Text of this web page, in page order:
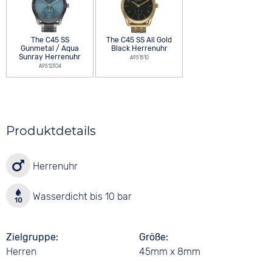
The C45 SS
Gunmetal / Aqua
Sunray Herrenuhr
A9512304
The C45 SS All Gold
Black Herrenuhr
A951510
Produktdetails
Herrenuhr
Wasserdicht bis 10 bar
Zielgruppe
Herren
Größe
45mm x 8mm